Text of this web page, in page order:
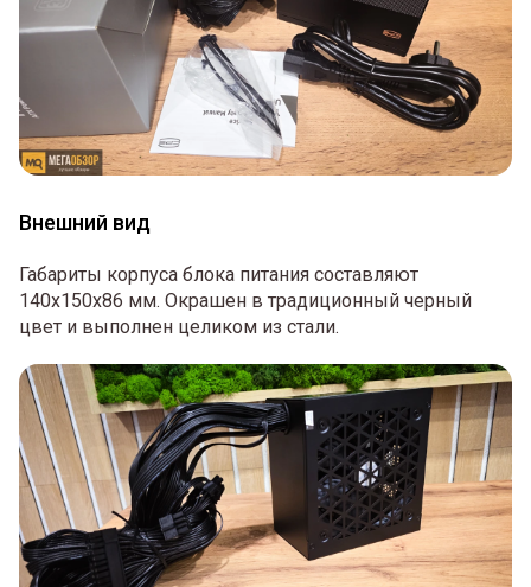
Внешний вид
Габариты корпуса блока питания составляют
140х150х86 мм. Окрашен в традиционный черный
цвет и выполнен целиком из стали.